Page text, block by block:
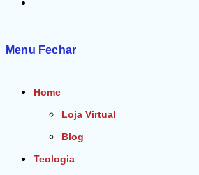
Menu Fechar
Home
Loja Virtual
Blog
Teologia